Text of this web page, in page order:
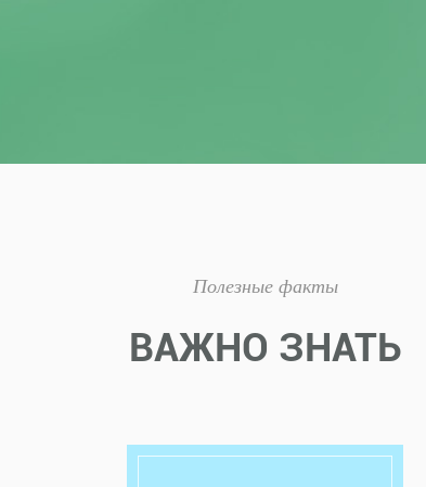
Полезные факты
ВАЖНО ЗНАТЬ